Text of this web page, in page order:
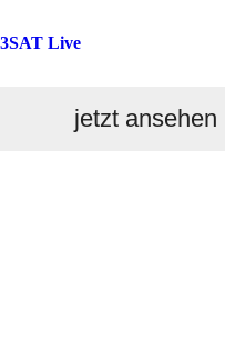
3SAT Live
jetzt ansehen